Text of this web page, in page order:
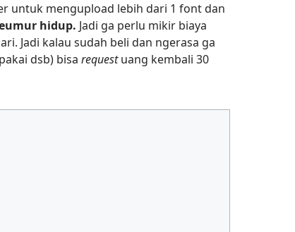
untuk mengupload lebih dari 1 font dan
hidup. Jadi ga perlu mikir biaya
Jadi kalau sudah beli dan ngerasa ga
dsb) bisa requestuang kembali 30